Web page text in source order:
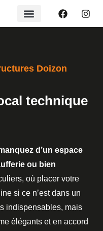
Doizon
technique
d’un espace
ou bien
où placer votre
si ce n’est dans un
indispensables, mais
élégants et en accord